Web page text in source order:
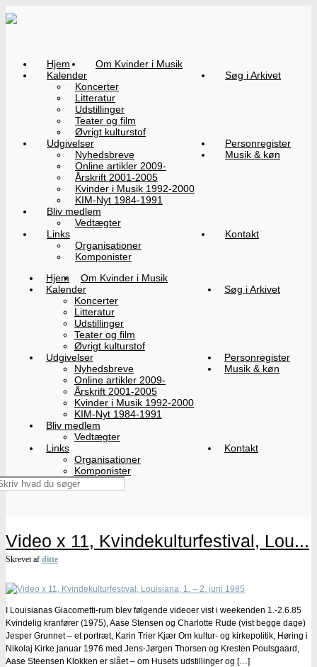
Hjem
Om Kvinder i Musik
Kalender
Koncerter
Litteratur
Udstillinger
Teater og film
Øvrigt kulturstof
Søg i Arkivet
Udgivelser
Nyhedsbreve
Online artikler 2009-
Årskrift 2001-2005
Kvinder i Musik 1992-2000
KIM-Nyt 1984-1991
Personregister
Musik & køn
Bliv medlem
Vedtægter
Links
Organisationer
Komponister
Kontakt
Hjem
Om Kvinder i Musik
Kalender
Koncerter
Litteratur
Udstillinger
Teater og film
Øvrigt kulturstof
Søg i Arkivet
Udgivelser
Nyhedsbreve
Online artikler 2009-
Årskrift 2001-2005
Kvinder i Musik 1992-2000
KIM-Nyt 1984-1991
Personregister
Musik & køn
Bliv medlem
Vedtægter
Links
Organisationer
Komponister
Kontakt
Video x 11, Kvindekulturfestival, Lou...
Skrevet af ditte
I Louisianas Giacometti-rum blev følgende videoer vist i weekenden 1.-2.6.85
Kvindelig kranfører (1975), Aase Stensen og Charlotte Rude (vist begge dage)
Jesper Grunnet – et portræt, Karin Trier Kjær Om kultur- og kirkepolitik, Høring i
Nikolaj Kirke januar 1976 med Jens-Jørgen Thorsen og Kresten Poulsgaard,
Aase Steensen Klokken er slået – om Husets udstillinger og […]